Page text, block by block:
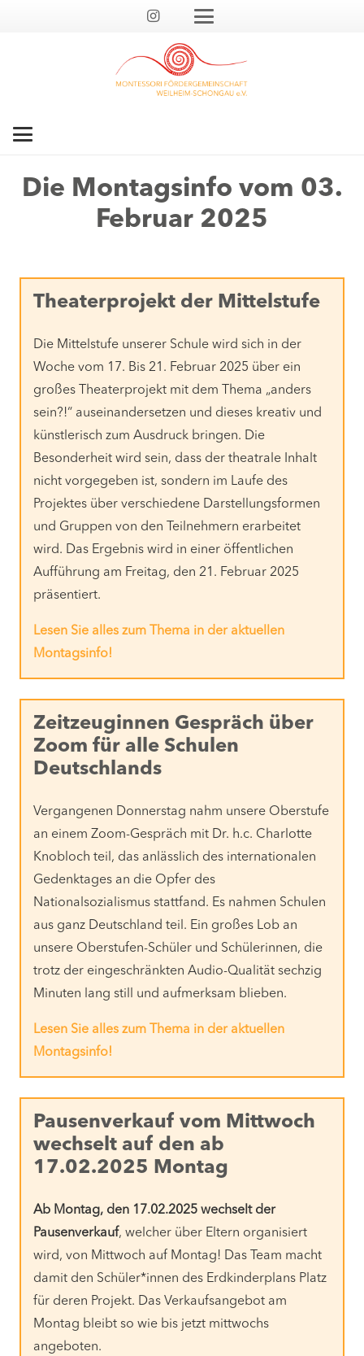
Die Montagsinfo vom 03.
Februar 2025
Theaterprojekt der Mittelstufe
Die Mittelstufe unserer Schule wird sich in der
Woche vom 17. Bis 21. Februar 2025 über ein
großes Theaterprojekt mit dem Thema „anders
sein?!“ auseinandersetzen und dieses kreativ und
künstlerisch zum Ausdruck bringen. Die
Besonderheit wird sein, dass der theatrale Inhalt
nicht vorgegeben ist, sondern im Laufe des
Projektes über verschiedene Darstellungsformen
und Gruppen von den Teilnehmern erarbeitet
wird. Das Ergebnis wird in einer öffentlichen
Aufführung am Freitag, den 21. Februar 2025
präsentiert.
Lesen Sie alles zum Thema in der aktuellen
Montagsinfo!
Zeitzeuginnen Gespräch über
Zoom für alle Schulen
Deutschlands
Vergangenen Donnerstag nahm unsere Oberstufe
an einem Zoom-Gespräch mit Dr. h.c. Charlotte
Knobloch teil, das anlässlich des internationalen
Gedenktages an die Opfer des
Nationalsozialismus stattfand. Es nahmen Schulen
aus ganz Deutschland teil. Ein großes Lob an
unsere Oberstufen-Schüler und Schülerinnen, die
trotz der eingeschränkten Audio-Qualität sechzig
Minuten lang still und aufmerksam blieben.
Lesen Sie alles zum Thema in der aktuellen
Montagsinfo!
Pausenverkauf vom Mittwoch
wechselt auf den ab
17.02.2025 Montag
Ab Montag, den 17.02.2025 wechselt der
Pausenverkauf, welcher über Eltern organisiert
wird, von Mittwoch auf Montag! Das Team macht
damit den Schüler*innen des Erdkinderplans Platz
für deren Projekt. Das Verkaufsangebot am
Montag bleibt so wie bis jetzt mittwochs
angeboten.